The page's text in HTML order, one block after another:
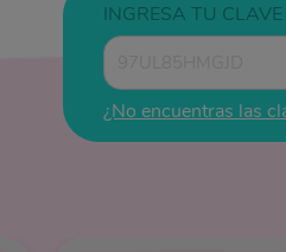
INGRESA TU
¿No encuentras las